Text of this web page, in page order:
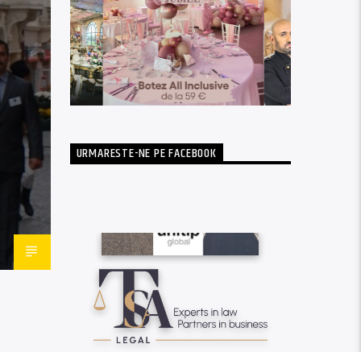
URMARESTE-NE PE FACEBOOK